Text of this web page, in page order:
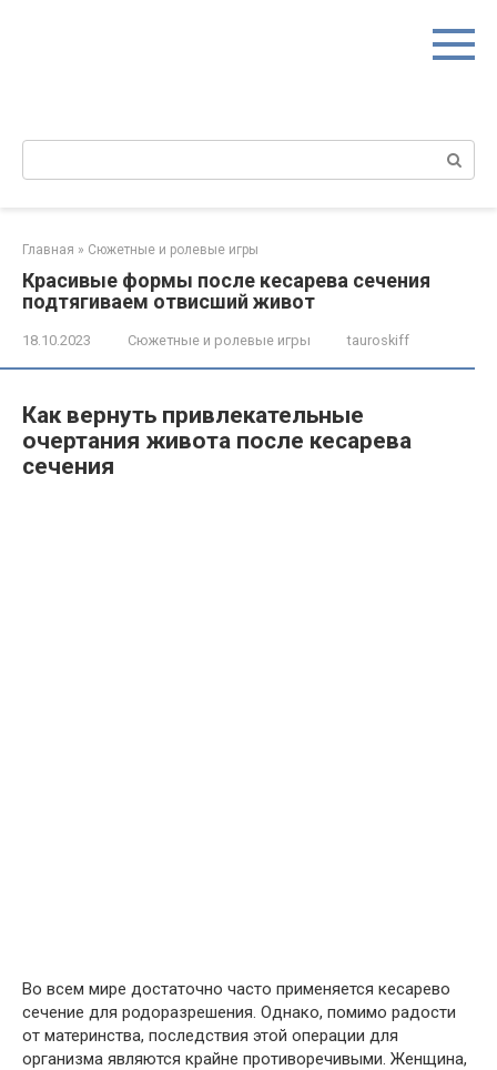
Поиск:
Главная » Сюжетные и ролевые игры
Красивые формы после кесарева сечения
подтягиваем отвисший живот
18.10.2023 Сюжетные и ролевые игры tauroskiff
Как вернуть привлекательные
очертания живота после кесарева
сечения
Во всем мире достаточно часто применяется кесарево
сечение для родоразрешения. Однако, помимо радости
от материнства, последствия этой операции для
организма являются крайне противоречивыми. Женщина,